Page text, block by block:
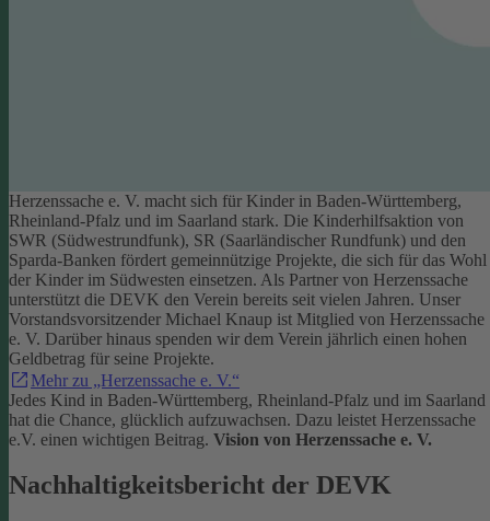
Herzenssache e. V. macht sich für Kinder in Baden-Württemberg,
Rheinland-Pfalz und im Saarland stark. Die Kinderhilfsaktion von
SWR (Südwestrundfunk), SR (Saarländischer Rundfunk) und den
Sparda-Banken fördert gemeinnützige Projekte, die sich für das Wohl
der Kinder im Südwesten einsetzen. Als Partner von Herzenssache
unterstützt die DEVK den Verein bereits seit vielen Jahren. Unser
Vorstandsvorsitzender Michael Knaup ist Mitglied von Herzenssache
e. V. Darüber hinaus spenden wir dem Verein jährlich einen hohen
Geldbetrag für seine Projekte.
Mehr zu „Herzenssache e. V.“
Jedes Kind in Baden-Württemberg, Rheinland-Pfalz und im Saarland
hat die Chance, glücklich aufzuwachsen. Dazu leistet Herzenssache
e.V. einen wichtigen Beitrag. Vision von Herzenssache e. V.
Nachhaltigkeitsbericht der DEVK